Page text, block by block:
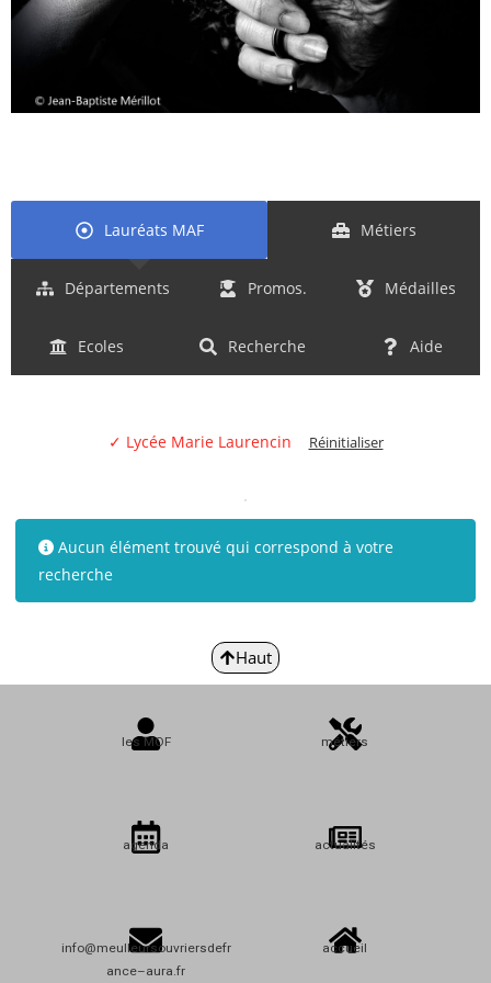
Lauréats MAF Métiers
Départements Promos. Médailles
Ecoles Recherche Aide
✓ Lycée Marie Laurencin Réinitialiser
Aucun élément trouvé qui correspond à votre
recherche
Haut
les MOF métiers
agenda actualités
info@meulleursouvriersdefr
ance–aura.fr
accueil